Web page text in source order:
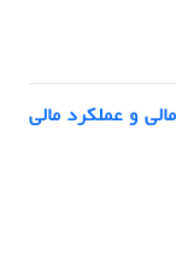
و عملکرد مالی